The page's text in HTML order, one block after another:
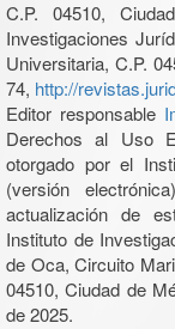
C.P. 04510,
Investigaciones
Universitaria, C.P.
74, http://
Editor responsable
Derechos al Uso
otorgado por el
(versión
actualización de
Instituto de
de Oca, Circuito
04510, Ciudad de
de 2025.